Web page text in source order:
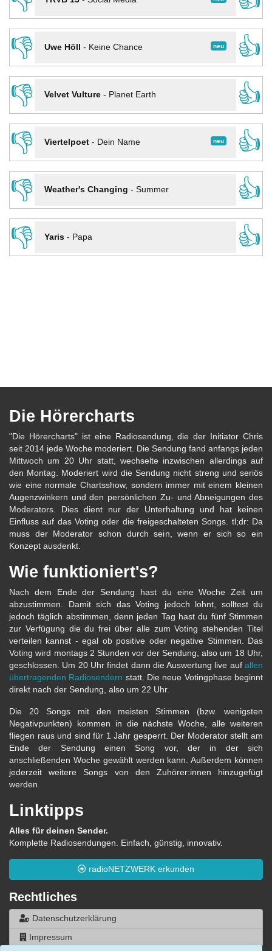
👎
neu
Uwe Höll - Keine Chance
👍
👎
Velvet Vulture- Planet Earth
👍
👎
neu
Viertelpoet- Dein Name
👍
👎
Weather's Changing - Summer
👍
👎
Yaris- Papa 👍
Die Hörercharts
"Die Hörercharts" ist eine Radiosendung, die der Initiator Chris
seit 2014 jede Woche moderiert. Die Sendung fand anfangs jeden
Mittwoch um 20 Uhr statt, wechselte inzwischen allerdings auf
den Montag. Moderiert wird die Sendung nicht streng und seriös
wie eine normale Chartsshow, sondern immer mit einem kleinen
Augenzwinkern und den persönlichen Zu- und Abneigungen des
Moderators. Dies dient nur der Unterhaltung und hat keinen
Einfluss auf das Voting oder die freigeschalteten Songs. tl;dr: Da
muss der Moderator schon durch sein, wenn er sich so ein
Konzept ausdenkt.
Wie funktioniert's?
Nach dem Ende der Sendung hast du eine Woche Zeit um
abzustimmen. Damit sich das Voting jedoch lohnt, solltest du
jedoch täglich abstimmen, denn jeden Tag hast du fünf Stimmen
zur Verfügung die du frei über alle zum Voting stehenden Titel
verteilen kannst - egal ob positive oder negative Stimmen. Das
Voting wird montags 2 Stunden vor der Sendung, also um 18 Uhr,
geschlossen. Um 20 Uhr findet dann die Auswertung live auf allen
übertragenden Radiosendern statt. Die neue Votingphase beginnt
direkt nach der Sendung, also um 22 Uhr.
Die 20 Songs mit den meisten Stimmen (bzw. wenigsten
Negativpunkten) kommen in die nächste Woche, alle weiteren
fliegen raus und sind für 1 Jahr gesperrt. Der Moderator stellt am
Ende der Sendung einen Song vor, der in der sich
anschließenden Woche gewählt werden kann. Außerdem können
jederzeit weitere Songs von den Zuhörer:innen hinzugefügt
werden.
Linktipps
Alles für deinen Sender.
Komplette Radiosendungen. Einfach, günstig, innovativ.
radioNETZWERK erkunden
Rechtliches
Datenschutzerklärung
Impressum